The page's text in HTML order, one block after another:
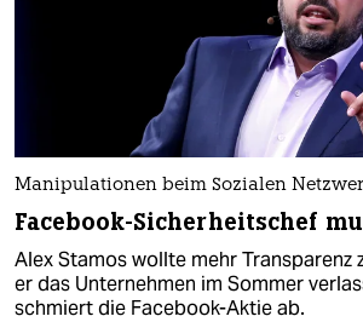
Manipulationen beim Sozialen
Facebook-Sicherheitschef
Alex Stamos wollte mehr Transparenz
er das Unternehmen im Sommer
schmiert die Facebook-Aktie ab.